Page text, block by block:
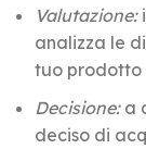
Valutazione:
analizza le
tuo prodotto
Decisione:a
deciso di